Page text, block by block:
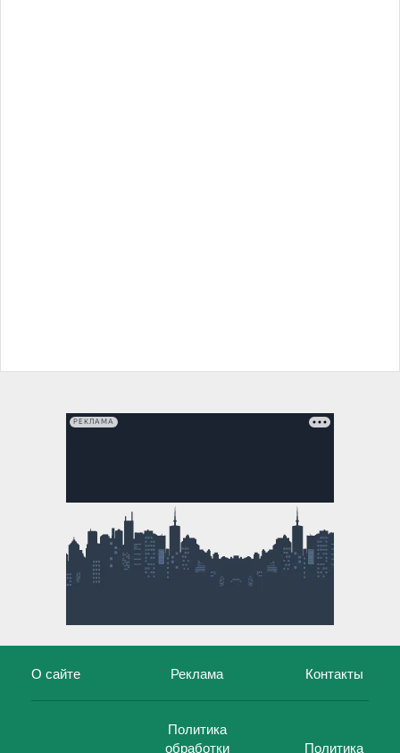
РЕКЛАМА
О сайте Реклама Контакты
Политика
обработки
Политика